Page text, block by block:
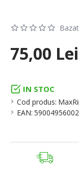
IN STOC
Cod produs:
EAN:
75,00 Lei